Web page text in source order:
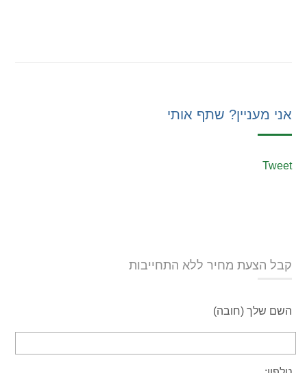
אני מעניין? שתף אותי
Tweet
קבל הצעת מחיר ללא התחייבות
השם שלך (חובה)